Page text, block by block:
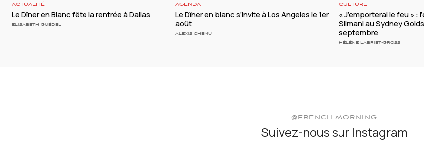
ACTUALITÉ
Le Dîner en Blanc fête la rentrée à Dallas
ELISABETH GUÉDEL
AGENDA
Le Dîner en blanc s’invite à Los Angeles le 1er
août
ALEXIS CHENU
CULTURE
« J’emporterai le feu » :
Slimani au Sydney
septembre
HÉLÈNE LABRIET-GROSS
@FRENCH.MORNING
Suivez-nous sur Instagram